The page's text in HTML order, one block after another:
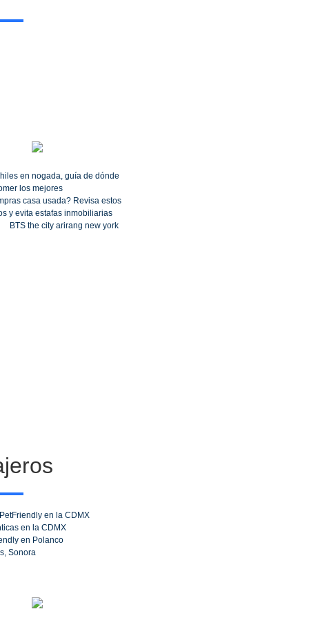
en nogada, guía de dónde
los mejores
casa usada? Revisa estos
y evita estafas inmobiliarias
BTS the city arirang new york
en la CDMX
en la CDMX
en Polanco
Sonora